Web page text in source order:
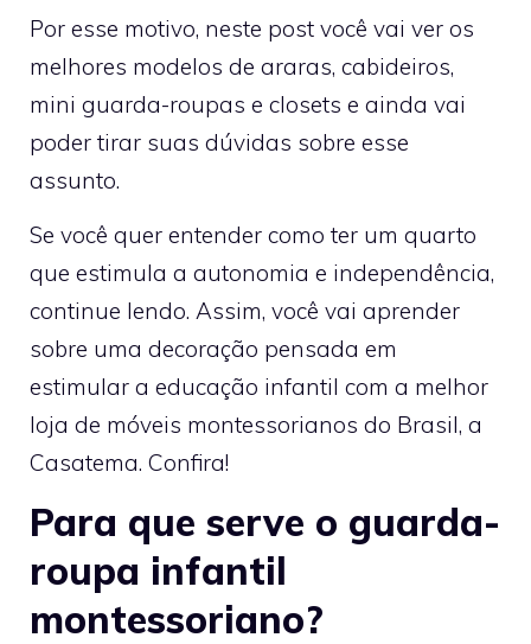
Por esse motivo, neste post você vai ver os
melhores modelos de araras, cabideiros,
mini guarda-roupas e closets e ainda vai
poder tirar suas dúvidas sobre esse
assunto.
Se você quer entender como ter um quarto
que estimula a autonomia e independência,
continue lendo. Assim, você vai aprender
sobre uma decoração pensada em
estimular a educação infantil com a melhor
loja de móveis montessorianos do Brasil, a
Casatema. Confira!
Para que serve o guarda-
roupa infantil
montessoriano?